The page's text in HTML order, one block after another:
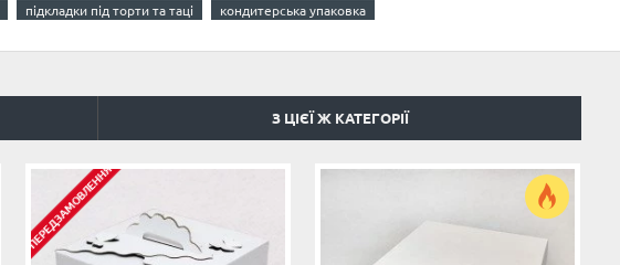
підкладки під торти та таці кондитерська упаковка
З ЦІЄЇ Ж КАТЕГОРІЇ
ПЕРЕДЗАМОВЛЕННЯ